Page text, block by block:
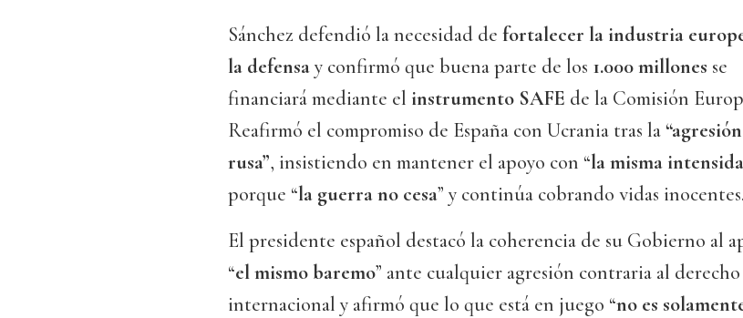
Sánchez defendió la necesidad de fortalecer la industria
la defensay confirmó que buena parte de los 1.000 millones se
financiará mediante el instrumento SAFE de la Comisión
Reafirmó el compromiso de España con Ucrania tras la“agresión
rusa”, insistiendo en mantener el apoyo con “la misma
porque “la guerra no cesa” y continúa cobrando vidas inocentes.
El presidente español destacó la coherencia de su Gobierno al
“el mismo baremo” ante cualquier agresión contraria al derecho
internacional y afirmó que lo que está en juego “no es